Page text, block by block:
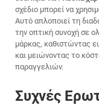
σχέδιο μπορεί να
Αυτό απλοποιεί τη
την οπτική συνοχή σε
μάρκας, καθιστώντας
και μειώνοντας το
παραγγελιών.
Συχνές